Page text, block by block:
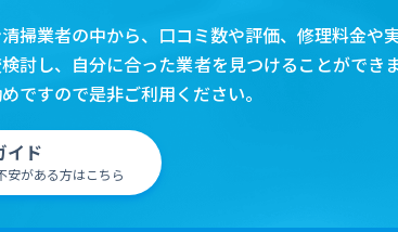
掃業者の中から、口コミ数や評価、修理料金や
討し、自分に合った業者を見つけることができ
ですので是非ご利用ください。
イド
安がある方はこちら